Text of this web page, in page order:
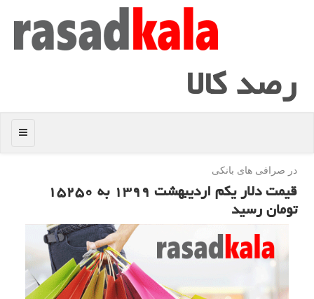
رصد كالا
منو
در صرافی های بانكی
قیمت دلار یكم اردیبهشت ۱۳۹۹ به ۱۵۲۵۰
تومان رسید